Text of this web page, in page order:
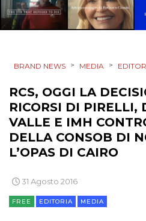
PRODOTTI
CSR
STRATEGIE
DIGITALE
BRAND NEWS > MEDIA >
RCS, OGGI LA
RICORSI DI PIRELLI,
VALLE E IMH
DELLA CONSOB DI
L’OPAS DI CAIRO
31 Agosto 2016
FREE EDITORIA MEDIA